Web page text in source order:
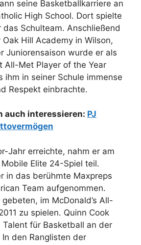
seine Basketballkarriere an
High School. Dort spielte
Schulteam. Anschließend
Hill Academy in Wilson,
Juniorensaison wurde er als
All-Met Player of the Year
ihm in seiner Schule immense
Respekt einbrachte.
auch interessieren: PJ
Jahr erreichte, nahm er am
Elite 24-Spiel teil.
in das berühmte Maxpreps
Team aufgenommen.
im McDonald’s All-
zu spielen. Quinn Cook
Talent für Basketball an der
den Ranglisten der